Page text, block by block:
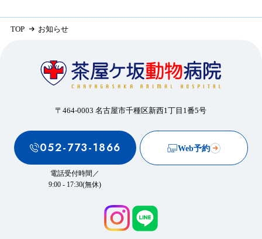
TOP お知らせ
〒464-0003 名古屋市千種区新西1丁目1番5号
052-773-1866
電話受付時間／
9:00 - 17:30(無休)
Web予約